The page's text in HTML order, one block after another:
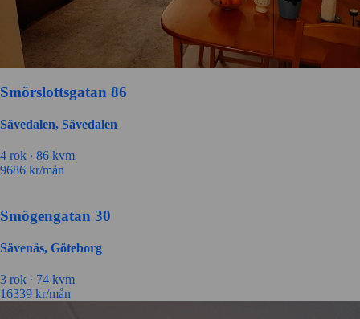
Smörslottsgatan 86
Sävedalen, Sävedalen
4 rok ∙ 86 kvm
9686 kr/mån
Smögengatan 30
Sävenäs, Göteborg
3 rok ∙ 74 kvm
16339 kr/mån